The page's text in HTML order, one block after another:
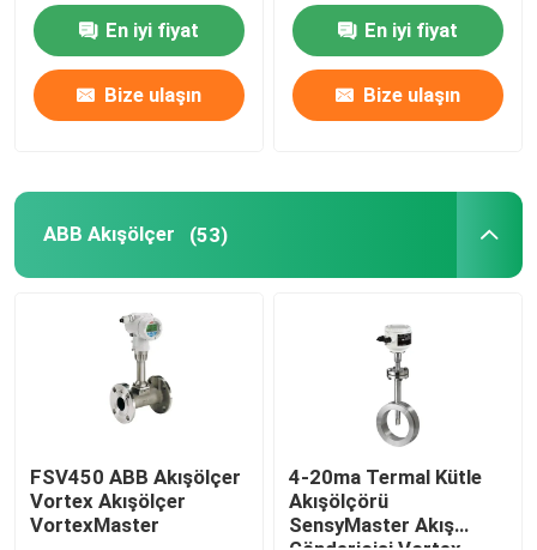
PSA Azot Jeneratörü
ABB Akışölçer
ABB seviye verici
Sıvı Akış Kalibrasyon Sistemi
Doldurma İçin Yağsız
Süper şarj cihazı
En iyi fiyat
Bize ulaşın
En iyi fiyat
Bize ulaşın
ABB Akışölçer (53)
FSV450 ABB Akışölçer
Vortex Akışölçer
VortexMaster
4-20ma Termal Kütle
Akışölçörü
SensyMaster Akış